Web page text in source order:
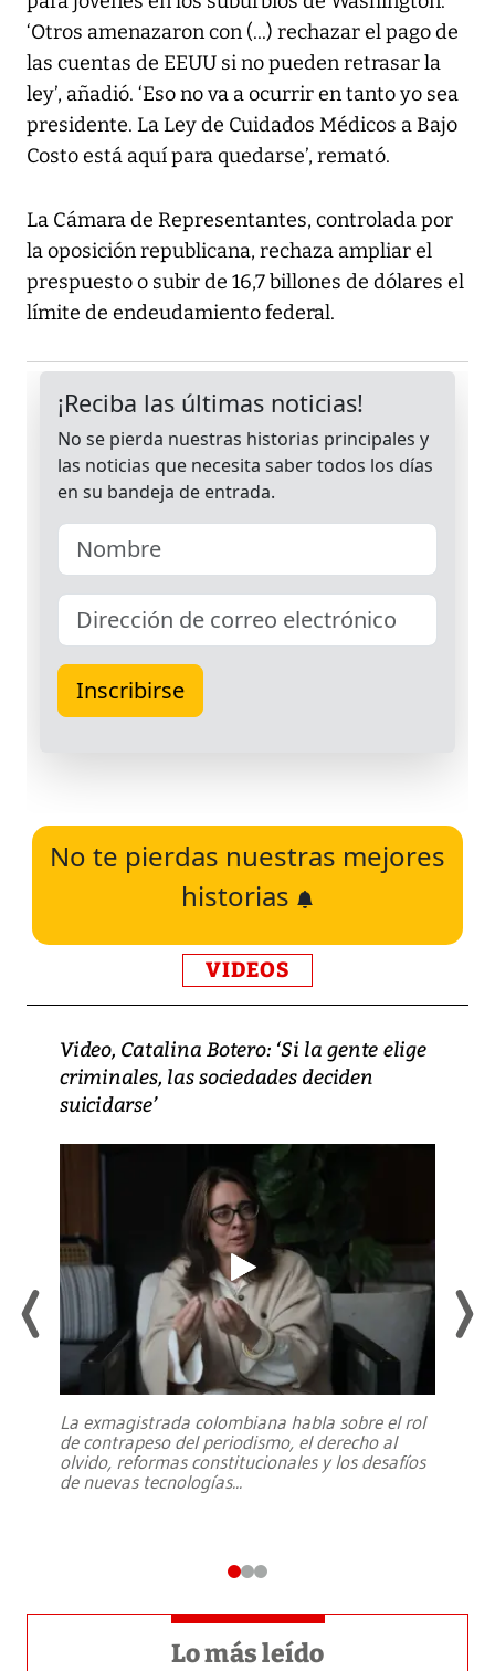
‘Otros amenazaron con (...) rechazar el pago de
las cuentas de EEUU si no pueden retrasar la
ley’, añadió. ‘Eso no va a ocurrir en tanto yo sea
presidente. La Ley de Cuidados Médicos a Bajo
Costo está aquí para quedarse’, remató.
La Cámara de Representantes, controlada por
la oposición republicana, rechaza ampliar el
prespuesto o subir de 16,7 billones de dólares el
límite de endeudamiento federal.
No te pierdas nuestras mejores
historias
VIDEOS
Video, Catalina Botero: ‘Si la gente elige
criminales, las sociedades deciden
suicidarse’
La exmagistrada colombiana habla sobre el rol
de contrapeso del periodismo, el derecho al
olvido, reformas constitucionales y los desafíos
de nuevas tecnologías...
Lo más leído